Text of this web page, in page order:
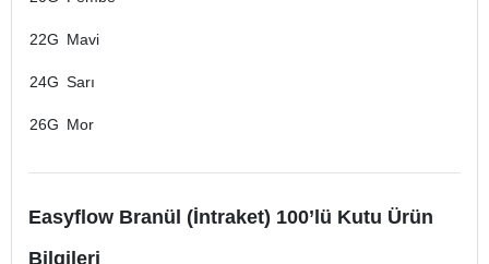
22G Mavi
24G Sarı
26G Mor
Easyflow Branül (İntraket) 100’lü Kutu Ürün
Bilgileri